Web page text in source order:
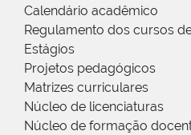
Calendário acadêmico
Regulamento dos cursos
Estágios
Projetos pedagógicos
Matrizes curriculares
Núcleo de licenciaturas
Núcleo de formação